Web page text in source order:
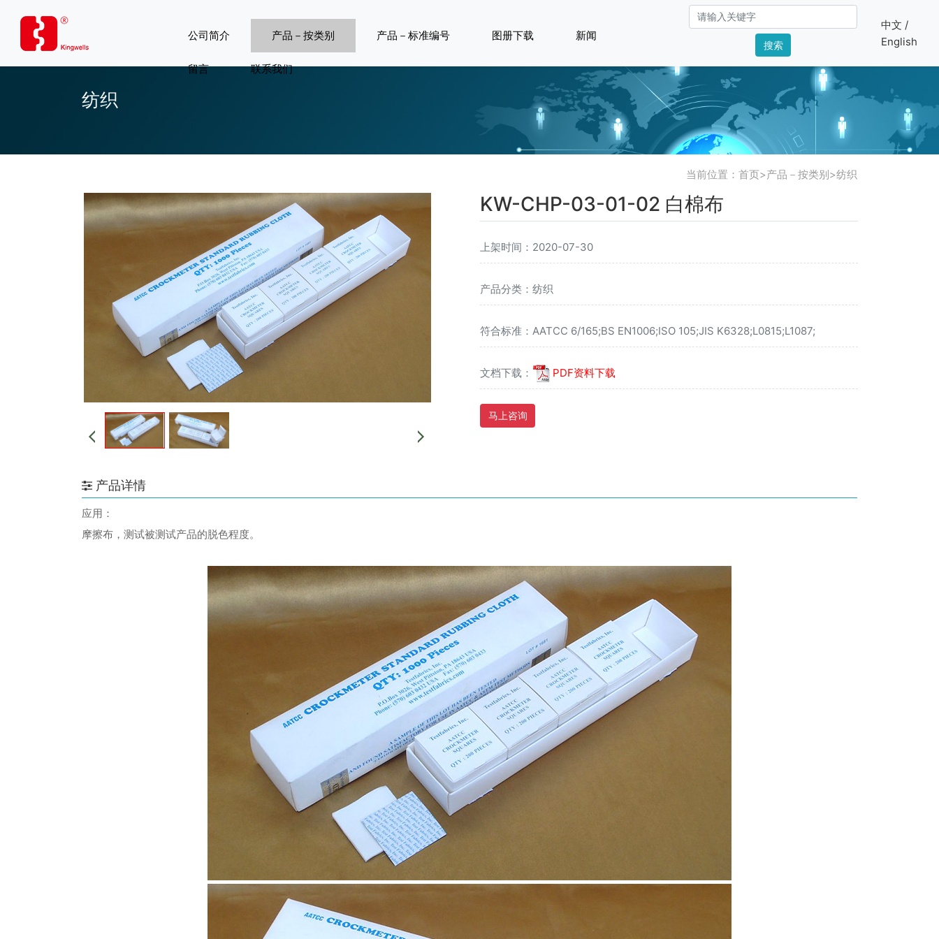
公司简介 产品－按类别 产品－标准编号 图册下载 新闻
留言 联系我们
搜索
中文 /
English
纺织
当前位置： 首页>产品－按类别>纺织
KW-CHP-03-01-02 白棉布
上架时间：2020-07-30
产品分类：纺织
符合标准：AATCC 6/165;BS EN1006;ISO 105;JIS K6328;L0815;L1087;
文档下载： PDF资料下载
马上咨询
产品详情
应用：
摩擦布，测试被测试产品的脱色程度。